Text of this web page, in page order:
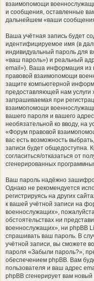
взаимопомощи
и сообщения, оставленные
дальнейшем «ваши
Ваша учётная запись будет
идентифицируемое имя (в
индивидуальный пароль для
«ваш пароль») и реальный
email»). Ваша информация из
правовой взаимопомощи
защите компьютерной
предоставляющей нам
запрашиваемая при
взаимопомощи
вашего пароля и вашего
необязательной ко вводу, на
«Форум правовой
вас есть возможность
записи будет общедоступна.
согласиться/отказаться от
сгенерированных
Ваш пароль надёжно
Однако не рекомендуется
регистрируясь на других
к вашей учётной записи на
военнослужащих»,
обстоятельствах ни
военнослужащих», ни phpBB
спрашивать ваш пароль. В
учётной записи, вы сможете
пароля «Забыли пароль?»,
обеспечением phpBB. Вам
пользователя и ваш адрес
phpBB сгенерирует вам